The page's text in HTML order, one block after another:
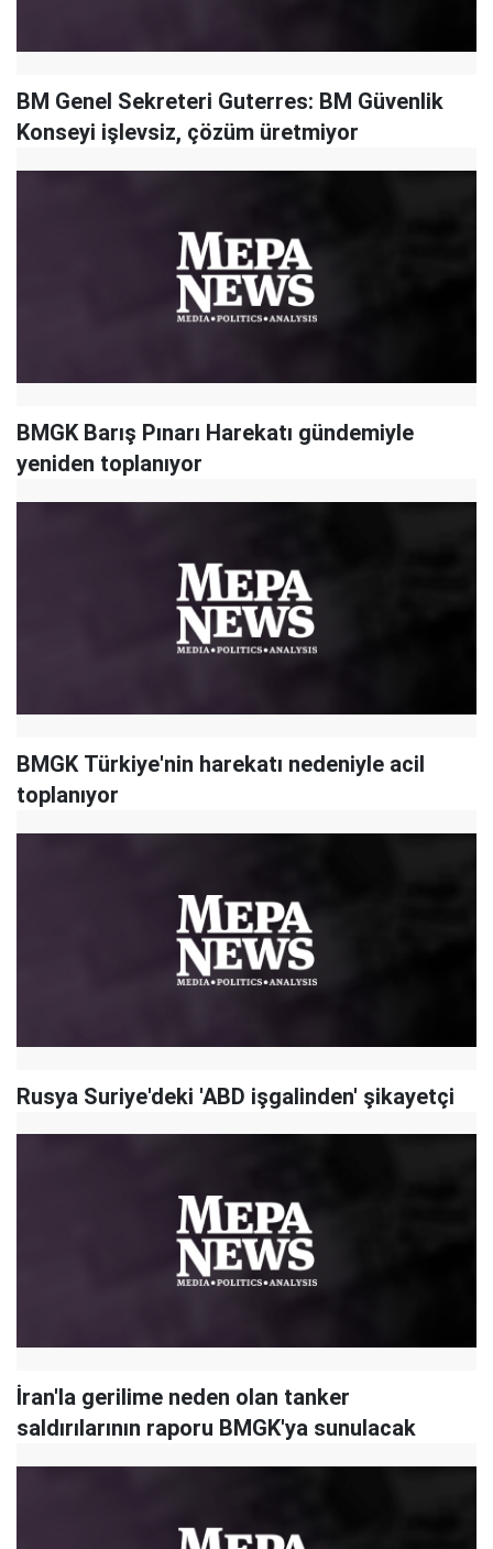
BM Genel Sekreteri Guterres: BM Güvenlik
Konseyi işlevsiz, çözüm üretmiyor
BMGK Barış Pınarı Harekatı gündemiyle
yeniden toplanıyor
BMGK Türkiye'nin harekatı nedeniyle acil
toplanıyor
Rusya Suriye'deki 'ABD işgalinden' şikayetçi
İran'la gerilime neden olan tanker
saldırılarının raporu BMGK'ya sunulacak